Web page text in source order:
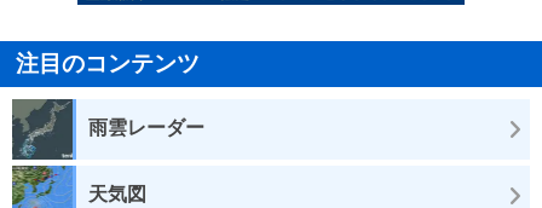
注目のコンテンツ
雨雲レーダー
天気図